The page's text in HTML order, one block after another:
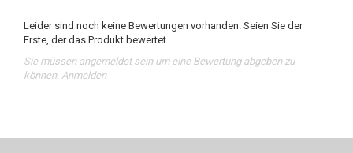
Leider sind noch keine Bewertungen vorhanden. Seien Sie der
Erste, der das Produkt bewertet.
Sie müssen angemeldet sein um eine Bewertung abgeben zu
können. Anmelden